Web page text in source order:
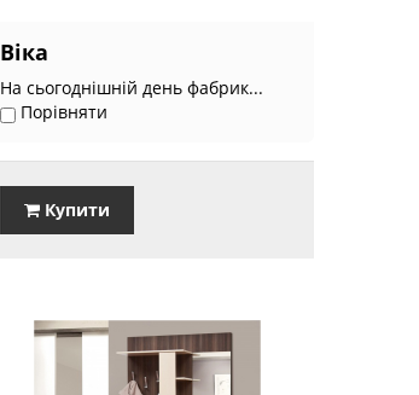
Віка
На сьогоднішній день фабрик...
Порівняти
Купити